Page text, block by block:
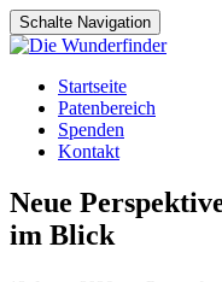
Schalte Navigation
Zum
Inhalt
springen
Startseite
Patenbereich
Spenden
Kontakt
Neue
im Blick